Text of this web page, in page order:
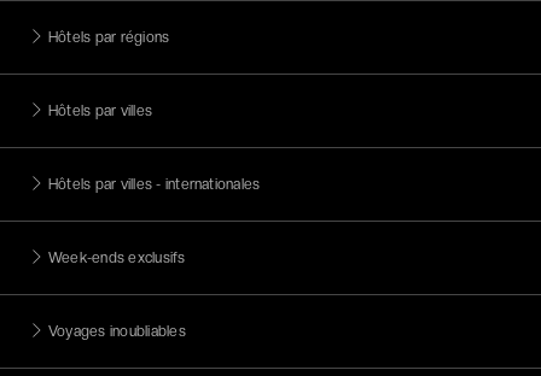
Hôtels par régions
Hôtels par villes
Hôtels par villes - internationales
Week-ends exclusifs
Voyages inoubliables